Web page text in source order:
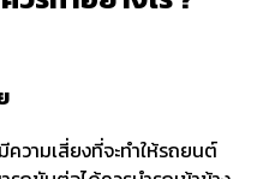
วามเสี่ยงที่จะทำให้รถยนต์